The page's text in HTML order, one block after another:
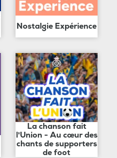
Nostalgie Expérience
La chanson fait
l'Union - Au cœur des
chants de supporters
de foot